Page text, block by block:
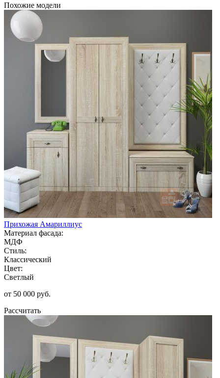
Похожие модели
Прихожая Амариллиус
Материал фасада:
МДФ
Стиль:
Классический
Цвет:
Светлый
от 50 000 руб.
Рассчитать